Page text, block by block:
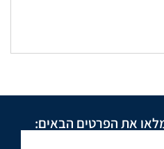
את הפרטים הבאים: